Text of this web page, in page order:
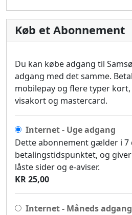
Køb et Abonnement
Du kan købe adgang til
adgang med det samme.
mobilepay og flere typer
visakort og mastercard.
Internet - Uge adgang
Dette abonnement gælder i 7
betalingstidspunktet, og
låste sider og e-aviser.
KR 25,00
Internet - Måneds adgang